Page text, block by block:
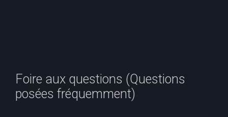
Foire aux questions (Questions
posées fréquemment)